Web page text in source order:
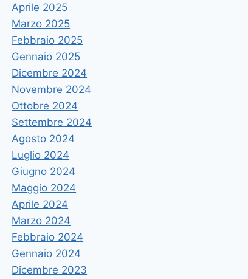
Aprile 2025
Marzo 2025
Febbraio 2025
Gennaio 2025
Dicembre 2024
Novembre 2024
Ottobre 2024
Settembre 2024
Agosto 2024
Luglio 2024
Giugno 2024
Maggio 2024
Aprile 2024
Marzo 2024
Febbraio 2024
Gennaio 2024
Dicembre 2023